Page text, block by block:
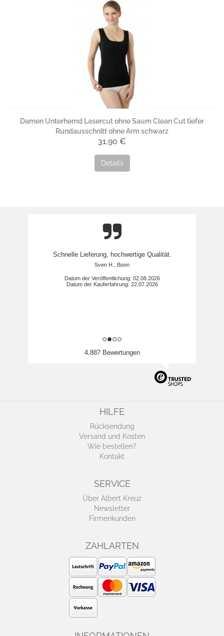
Damen Unterhemd Lasercut ohne Saum Clean Cut tiefer
Rundausschnitt ohne Arm schwarz
31,90 €
Details
Schnelle Lieferung, hochwertige Qualität.
Sven H., Bonn
Datum der Veröffentlichung: 02.08.2026
Datum der Kauferfahrung: 22.07.2026
4,887 Bewertungen
HILFE
Rücksendung
Versand und Kosten
Wie bestellen?
Kontakt
SERVICE
Über Albert Kreuz
Newsletter
Firmenkunden
ZAHLARTEN